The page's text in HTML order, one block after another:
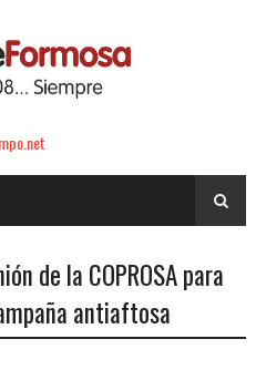
de la COPROSA para
antiaftosa